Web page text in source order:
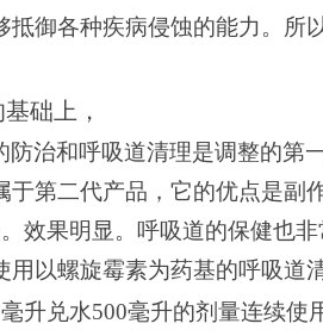
御各种疾病侵蚀的能力。所
础上，
防治和呼吸道清理是调整的第
第二代产品，它的优点是副
效果明显。呼吸道的保健也
以螺旋霉素为药基的呼吸道
毫升兑水500毫升的剂量连续使